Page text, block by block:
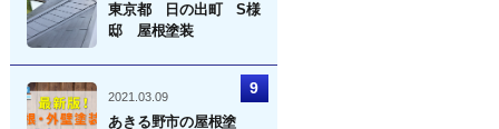
東京都 日の出町 S様
邸 屋根塗装
2021.03.09
あきる野市の屋根塗